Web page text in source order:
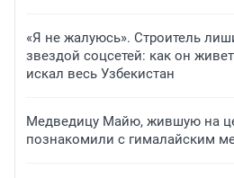
«Я не жалуюсь». Строитель
звездой соцсетей: как он
искал весь Узбекистан
Медведицу Майю, жившую на
познакомили с гималайским